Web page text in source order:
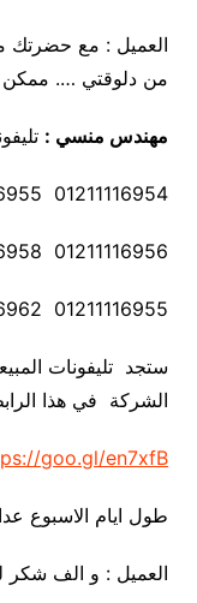
العميل : مع
من دلوقتي …. ممكن
مهندس منسي :
01211116954 01211116955
01211116956 01211116958
01211116955 01211116962
ستجد تليفونات
الشركة في هذا
goo.gl/en7xfB
طول ايام الاسبوع
العميل : و الف شكر